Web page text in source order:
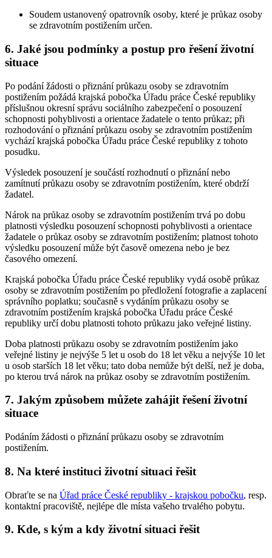
Soudem ustanovený opatrovník osoby, které je průkaz osoby
se zdravotním postižením určen.
6. Jaké jsou podmínky a postup pro řešení životní
situace
Po podání žádosti o přiznání průkazu osoby se zdravotním
postižením požádá krajská pobočka Úřadu práce České republiky
příslušnou okresní správu sociálního zabezpečení o posouzení
schopnosti pohyblivosti a orientace žadatele o tento průkaz; při
rozhodování o přiznání průkazu osoby se zdravotním postižením
vychází krajská pobočka Úřadu práce České republiky z tohoto
posudku.
Výsledek posouzení je součástí rozhodnutí o přiznání nebo
zamítnutí průkazu osoby se zdravotním postižením, které obdrží
žadatel.
Nárok na průkaz osoby se zdravotním postižením trvá po dobu
platnosti výsledku posouzení schopnosti pohyblivosti a orientace
žadatele o průkaz osoby se zdravotním postižením; platnost tohoto
výsledku posouzení může být časově omezena nebo je bez
časového omezení.
Krajská pobočka Úřadu práce České republiky vydá osobě průkaz
osoby se zdravotním postižením po předložení fotografie a zaplacení
správního poplatku; současně s vydáním průkazu osoby se
zdravotním postižením krajská pobočka Úřadu práce České
republiky určí dobu platnosti tohoto průkazu jako veřejné listiny.
Doba platnosti průkazu osoby se zdravotním postižením jako
veřejné listiny je nejvýše 5 let u osob do 18 let věku a nejvýše 10 let
u osob starších 18 let věku; tato doba nemůže být delší, než je doba,
po kterou trvá nárok na průkaz osoby se zdravotním postižením.
7. Jakým způsobem můžete zahájit řešení životní
situace
Podáním žádosti o přiznání průkazu osoby se zdravotním
postižením.
8. Na které instituci životní situaci řešit
Obraťte se na Úřad práce České republiky - krajskou pobočku, resp.
kontaktní pracoviště, nejlépe dle místa vašeho trvalého pobytu.
9. Kde, s kým a kdy životní situaci řešit